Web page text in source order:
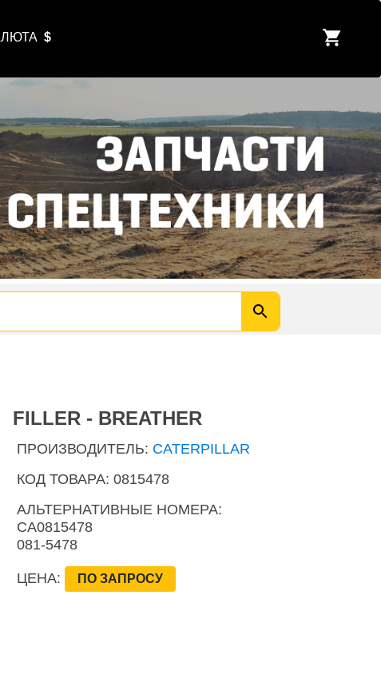
$
FILLER - BREATHER
ПРОИЗВОДИТЕЛЬ: CATERPILLAR
КОД ТОВАРА: 0815478
АЛЬТЕРНАТИВНЫЕ НОМЕРА:
CA0815478
081-5478
ЦЕНА: ПО ЗАПРОСУ